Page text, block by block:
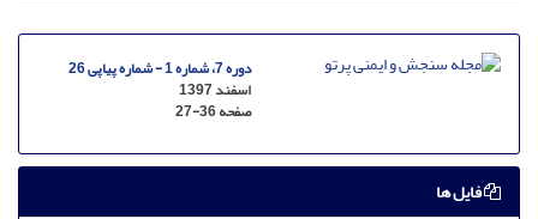
دوره 7، شماره 1 - شماره پیاپی 26
اسفند 1397
صفحه27-36
فایل ها